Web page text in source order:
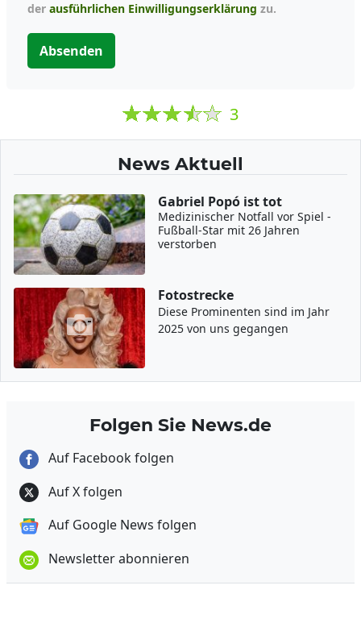
der ausführlichen Einwilligungserklärung zu.
Absenden
3
News Aktuell
Gabriel Popó ist tot
Medizinischer Notfall vor Spiel -
Fußball-Star mit 26 Jahren
verstorben
Fotostrecke
Diese Prominenten sind im Jahr
2025 von uns gegangen
Folgen Sie News.de
Auf Facebook folgen
Auf X folgen
Auf Google News folgen
Newsletter abonnieren